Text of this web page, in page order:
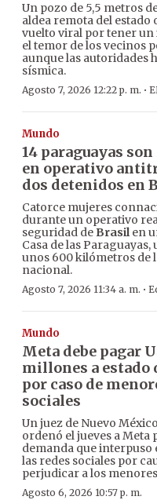
Un pozo de 5,5 metros
aldea remota del estado
vuelto viral por tener un
el temor de los vecinos
aunque las autoridades
sísmica.
Agosto 7, 2026 12:22 p. m. ·
Mundo
14 paraguayas
en operativo
dos detenidos en
Catorce mujeres
durante un operativo
seguridad de Brasilen
Casa de las
unos 600 kilómetros
nacional.
Agosto 7, 2026 11:34 a. m. ·
Mundo
Meta debe pagar
millones a estado
por caso de
sociales
Un juez de Nuevo
ordenó el jueves a Meta
demanda que interpuso
las redes sociales por
perjudicar a los
Agosto 6, 2026 10:57 p. m.